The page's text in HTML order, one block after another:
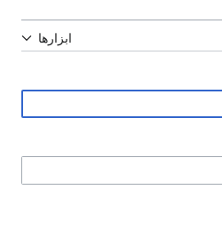
ابزارها